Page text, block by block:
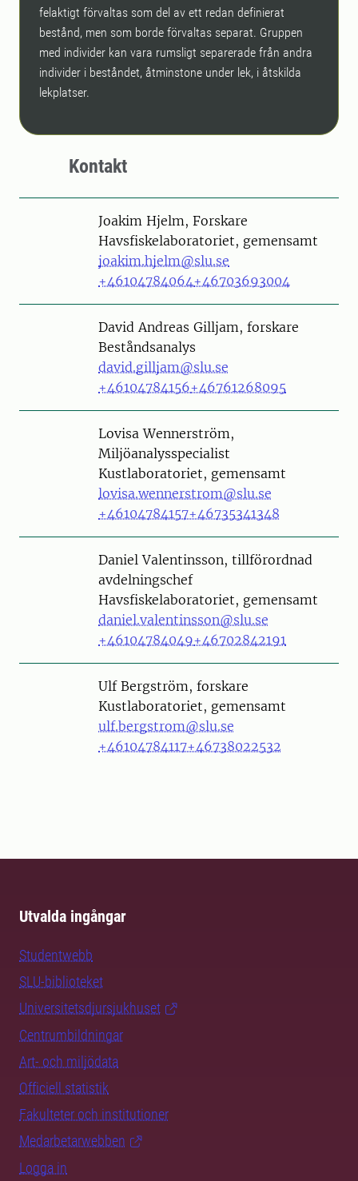
felaktigt förvaltas som del av ett redan definierat
bestånd, men som borde förvaltas separat. Gruppen
med individer kan vara rumsligt separerade från andra
individer i beståndet, åtminstone under lek, i åtskilda
lekplatser.
Kontakt
PersonJoakim Hjelm, Forskare
Havsfiskelaboratoriet, gemensamt
joakim.hjelm@slu.se
+46104784064+46703693004
PersonDavid Andreas Gilljam, forskare
Beståndsanalys
david.gilljam@slu.se
+46104784156+46761268095
PersonLovisa Wennerström,
Miljöanalysspecialist
Kustlaboratoriet, gemensamt
lovisa.wennerstrom@slu.se
+46104784157+46735341348
PersonDaniel Valentinsson, tillförordnad
avdelningschef
Havsfiskelaboratoriet, gemensamt
daniel.valentinsson@slu.se
+46104784049+46702842191
PersonUlf Bergström, forskare
Kustlaboratoriet, gemensamt
ulf.bergstrom@slu.se
+46104784117+46738022532
Utvalda ingångar
Studentwebb
SLU-biblioteket
Universitetsdjursjukhuset
Centrumbildningar
Art- och miljödata
Officiell statistik
Fakulteter och institutioner
Medarbetarwebben
Logga in